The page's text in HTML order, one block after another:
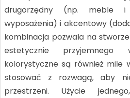
drugorzędny (np. meble i
wyposażenia) i akcentowy
kombinacja pozwala na
estetycznie przyjemnego
kolorystyczne są również mile
stosować z rozwagą, aby
przestrzeni. Użycie